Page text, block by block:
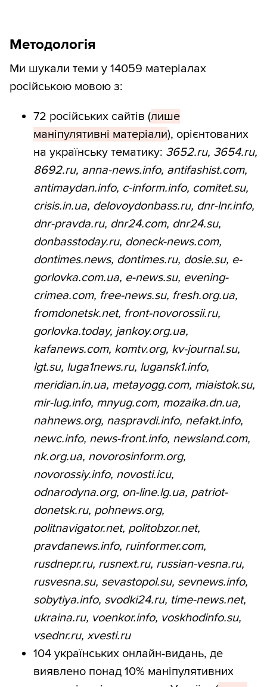
Методологія
Ми шукали теми у 14059 матеріалах
російською мовою з:
72 російських сайтів (лише
маніпулятивні матеріали), орієнтованих
на українську тематику: 3652.ru, 3654.ru,
8692.ru, anna-news.info, antifashist.com,
antimaydan.info, c-inform.info, comitet.su,
crisis.in.ua, delovoydonbass.ru, dnr-lnr.info,
dnr-pravda.ru, dnr24.com, dnr24.su,
donbasstoday.ru, doneck-news.com,
dontimes.news, dontimes.ru, dosie.su, e-
gorlovka.com.ua, e-news.su, evening-
crimea.com, free-news.su, fresh.org.ua,
fromdonetsk.net, front-novorossii.ru,
gorlovka.today, jankoy.org.ua,
kafanews.com, komtv.org, kv-journal.su,
lgt.su, luga1news.ru, lugansk1.info,
meridian.in.ua, metayogg.com, miaistok.su,
mir-lug.info, mnyug.com, mozaika.dn.ua,
nahnews.org, naspravdi.info, nefakt.info,
newc.info, news-front.info, newsland.com,
nk.org.ua, novorosinform.org,
novorossiy.info, novosti.icu,
odnarodyna.org, on-line.lg.ua, patriot-
donetsk.ru, pohnews.org,
politnavigator.net, politobzor.net,
pravdanews.info, ruinformer.com,
rusdnepr.ru, rusnext.ru, russian-vesna.ru,
rusvesna.su, sevastopol.su, sevnews.info,
sobytiya.info, svodki24.ru, time-news.net,
ukraina.ru, voenkor.info, voskhodinfo.su,
vsednr.ru, xvesti.ru
104 українських онлайн-видань, де
виявлено понад 10% маніпулятивних